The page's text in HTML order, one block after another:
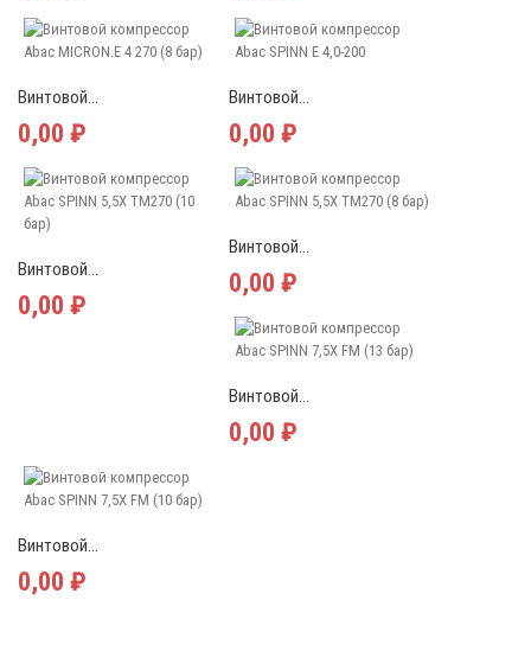
Винтовой...
0,00 ₽
Винтовой...
0,00 ₽
Винтовой...
0,00 ₽
Винтовой...
0,00 ₽
Винтовой...
0,00 ₽
Винтовой...
0,00 ₽